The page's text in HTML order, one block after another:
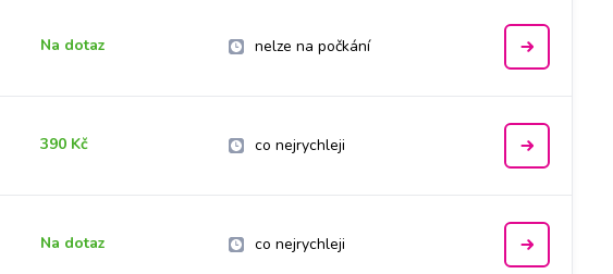
Na dotaz nelze na počkání
390 Kč co nejrychleji
Na dotaz co nejrychleji